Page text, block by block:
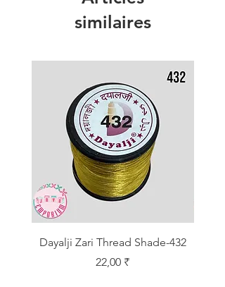
similaires
Dayalji Zari Thread Shade-432
Prix
22,00 ₹